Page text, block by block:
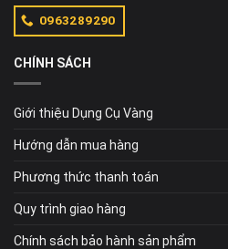
0963289290
CHÍNH SÁCH
Giới thiệu Dụng Cụ Vàng
Hướng dẫn mua hàng
Phương thức thanh toán
Quy trình giao hàng
Chính sách bảo hành sản phẩm